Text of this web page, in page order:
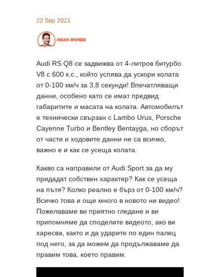
22 Sep 2021
Audi RS Q8 се задвижва от 4-литров битурбо
V8 с 600 к.с., който успява да ускори колата
от 0-100 км/ч за 3,8 секунди! Впечатляващи
данни, особено като се имат предвид
габаритите и масата на колата. Автомобилът
е технически свързан с Lambo Urus, Porsche
Cayenne Turbo и Bentley Bentayga, но сборът
от части и ходовите данни не са всичко,
важно е и как се усеща колата.
Какво са направили от Audi Sport за да му
придадат собствен характер? Как се усеща
на пътя? Колко реално е бърз от 0-100 км/ч?
Всичко това и още много в новото ни видео!
Пожелаваме ви приятно гледане и ви
припомняме да споделите видеото, ако ви
харесва, както и да ударите по един палец
под него, за да можем да продължаваме да
правим това, което правим.